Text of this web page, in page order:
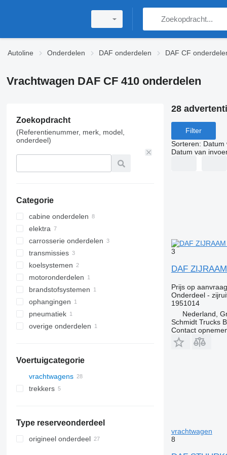
Autoline Onderdelen DAF onderdelen DAF CF
Vrachtwagen DAF CF 410 onderdelen
Zoekopdracht
(Referentienummer, merk, model,
onderdeel)
Categorie
cabine onderdelen
voorbumpers
cabines
vensterruiten
zijruiten
hoekpanelen van de cabine
overige cabine onderdelen
elektra
leidingcircuits
beschermingskasten
startmotoren
besturingseenheiden
andere elektrische onderdelen
carrosserie onderdelen
chassis
treeplanken
radiator grills
transmissies
koppelingsplaten
differentiëlen
cardanassen
koelsystemen
motorkoeling radiatoren
viscokoppelingen
motoronderdelen
motoren
brandstofsystemen
luchtfilters
ophangingen
stuurkolommen
pneumatiek
EBS modulatoren
overige onderdelen
Voertuigcategorie
vrachtwagens
trekkers
Type reserveonderdeel
origineel onderdeel
28
Filter
Sorteren: Datum
Datum van
3
DAF
Prijs op aanvraag
Onderdeel -
1951014
Nederland,
Schmidt Trucks
Contact
vrachtwagen
8